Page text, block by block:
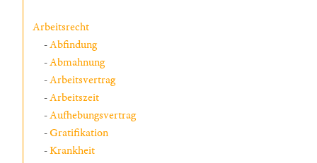
Arbeitsrecht
Abfindung
Abmahnung
Arbeitsvertrag
Arbeitszeit
Aufhebungsvertrag
Gratifikation
Krankheit